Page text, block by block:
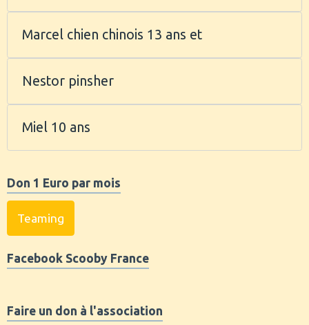
Marcel chien chinois 13 ans et
Nestor pinsher
Miel 10 ans
Don 1 Euro par mois
Teaming
Facebook Scooby France
Faire un don à l'association